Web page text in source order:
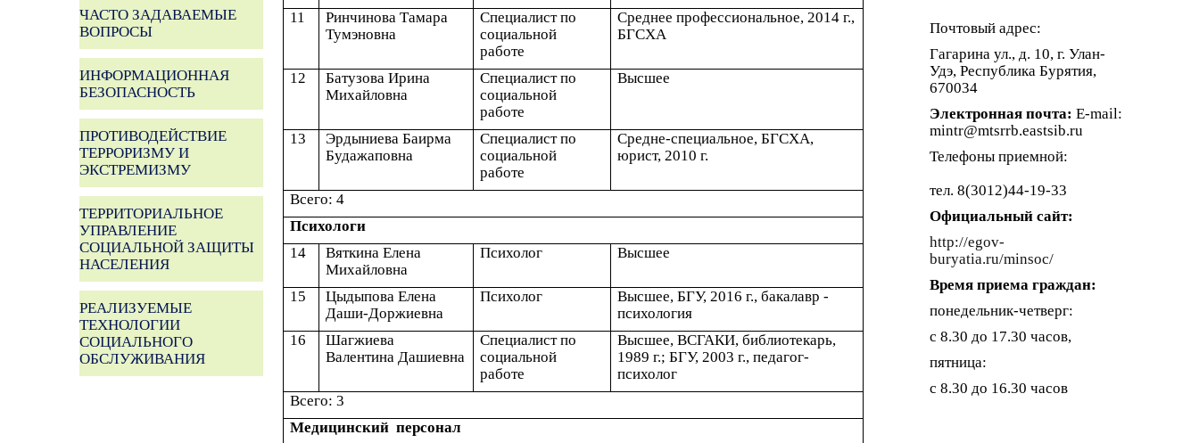
ЧАСТО ЗАДАВАЕМЫЕ
ВОПРОСЫ
ИНФОРМАЦИОННАЯ
БЕЗОПАСНОСТЬ
ПРОТИВОДЕЙСТВИЕ
ТЕРРОРИЗМУ И
ЭКСТРЕМИЗМУ
ТЕРРИТОРИАЛЬНОЕ
УПРАВЛЕНИЕ
СОЦИАЛЬНОЙ ЗАЩИТЫ
НАСЕЛЕНИЯ
РЕАЛИЗУЕМЫЕ
ТЕХНОЛОГИИ
СОЦИАЛЬНОГО
ОБСЛУЖИВАНИЯ
11
Ринчинова Тамара
Тумэновна
Специалист по
социальной
работе
Среднее профессиональное, 2014 г.,
БГСХА
12
Батузова Ирина
Михайловна
Специалист по
социальной
работе
Высшее
13
Эрдыниева Баирма
Будажаповна
Специалист по
социальной
работе
Средне-специальное, БГСХА,
юрист, 2010 г.
Всего: 4
Психологи
14
Вяткина Елена
Михайловна
Психолог Высшее
15
Цыдыпова Елена
Даши-Доржиевна
Психолог
Высшее, БГУ, 2016 г., бакалавр -
психология
16
Шагжиева
Валентина Дашиевна
Специалист по
социальной
работе
Высшее, ВСГАКИ, библиотекарь,
1989 г.; БГУ, 2003 г., педагог-
психолог
Всего: 3
Медицинский персонал
Почтовый адрес:
Гагарина ул., д. 10, г. Улан-
Удэ, Республика Бурятия,
670034
Электронная почта: E-mail:
mintr@mtsrrb.eastsib.ru
Телефоны приемной:
тел. 8(3012)44-19-33
Официальный сайт:
http://egov-
buryatia.ru/minsoc/
Время приема граждан:
понедельник-четверг:
с 8.30 до 17.30 часов,
пятница:
с 8.30 до 16.30 часов